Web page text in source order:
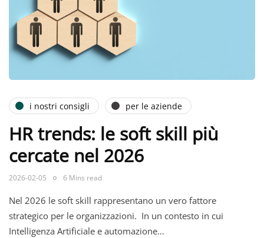
i nostri consigli per le aziende
HR trends: le soft skill più
cercate nel 2026
2026-02-05 6 Mins read
Nel 2026 le soft skill rappresentano un vero fattore
strategico per le organizzazioni. In un contesto in cui
Intelligenza Artificiale e automazione…